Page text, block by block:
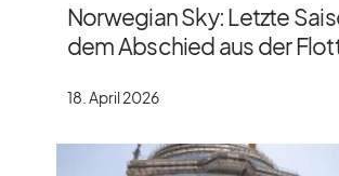
Norwegian Sky: Letzte
dem Abschied aus der
18. April 2026